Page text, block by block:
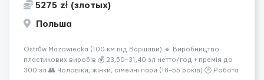
5275 zł (злотых)
Польша
Ostrów Mazowiecka (100 км від Варшави) 🔹 Виробництво
пластикових виробів 💰 23,50–31,40 зл нетто/год + премія до
300 зл 👥 Чоловіки, жінки, сімейні пари (18–55 років) 🕒 Робота